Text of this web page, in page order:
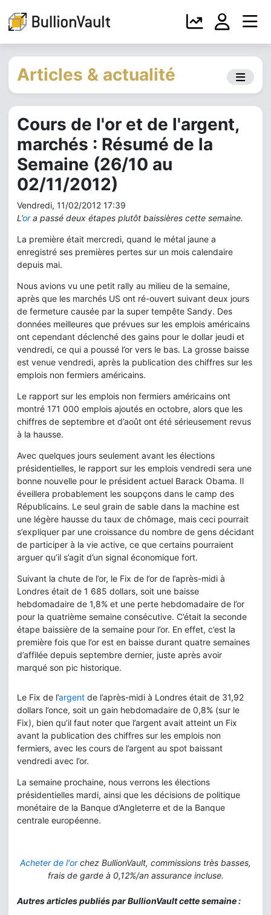
Articles & actualité
Cours de l'or et de l'argent,
marchés : Résumé de la
Semaine (26/10 au
02/11/2012)
Vendredi, 11/02/2012 17:39
L’ora passé deux étapes plutôt baissières cette semaine.
La première était mercredi, quand le métal jaune a
enregistré ses premières pertes sur un mois calendaire
depuis mai.
Nous avions vu une petit rally au milieu de la semaine,
après que les marchés US ont ré-ouvert suivant deux jours
de fermeture causée par la super tempête Sandy. Des
données meilleures que prévues sur les emplois américains
ont cependant déclenché des gains pour le dollar jeudi et
vendredi, ce qui a poussé l’or vers le bas. La grosse baisse
est venue vendredi, après la publication des chiffres sur les
emplois non fermiers américains.
Le rapport sur les emplois non fermiers américains ont
montré 171 000 emplois ajoutés en octobre, alors que les
chiffres de septembre et d’août ont été sérieusement revus
à la hausse.
Avec quelques jours seulement avant les élections
présidentielles, le rapport sur les emplois vendredi sera une
bonne nouvelle pour le président actuel Barack Obama. Il
éveillera probablement les soupçons dans le camp des
Républicains. Le seul grain de sable dans la machine est
une légère hausse du taux de chômage, mais ceci pourrait
s’expliquer par une croissance du nombre de gens décidant
de participer à la vie active, ce que certains pourraient
arguer qu’il s’agit d’un signal économique fort.
Suivant la chute de l’or, le Fix de l’or de l’après-midi à
Londres était de 1 685 dollars, soit une baisse
hebdomadaire de 1,8% et une perte hebdomadaire de l’or
pour la quatrième semaine consécutive. C’était la seconde
étape baissière de la semaine pour l’or. En effet, c’est la
première fois que l’or est en baisse durant quatre semaines
d’affilée depuis septembre dernier, juste après avoir
marqué son pic historique.
Le Fix de l’argent de l’après-midi à Londres était de 31,92
dollars l’once, soit un gain hebdomadaire de 0,8% (sur le
Fix), bien qu’il faut noter que l’argent avait atteint un Fix
avant la publication des chiffres sur les emplois non
fermiers, avec les cours de l’argent au spot baissant
vendredi avec l’or.
La semaine prochaine, nous verrons les élections
présidentielles mardi, ainsi que les décisions de politique
monétaire de la Banque d’Angleterre et de la Banque
centrale européenne.
Acheter de l'orchez BullionVault, commissions très basses,
frais de garde à 0,12%/an assurance incluse.
Autres articles publiés par BullionVault cette semaine :